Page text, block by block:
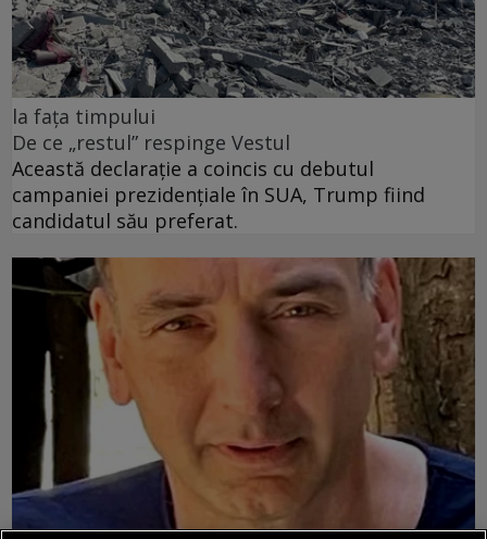
la fața timpului
De ce „restul” respinge Vestul
Această declarație a coincis cu debutul
campaniei prezidențiale în SUA, Trump fiind
candidatul său preferat.